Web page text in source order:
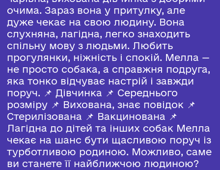
очима. Зараз вона у притулку, але
дуже чекає на свою людину. Вона
слухняна, лагідна, легко знаходить
спільну мову з людьми. Любить
прогулянки, ніжність і спокій. Мелла —
не просто собака, а справжня подруга,
яка тонко відчуває настрій і завжди
поруч. 📌 Дівчинка 📌 Середнього
розміру 📌 Вихована, знає повідок 📌
Стерилізована 📌 Вакцинована 📌
Лагідна до дітей та інших собак Мелла
чекає на шанс бути щасливою поруч із
турботливою родиною. Можливо, саме
ви станете її найближчою людиною?